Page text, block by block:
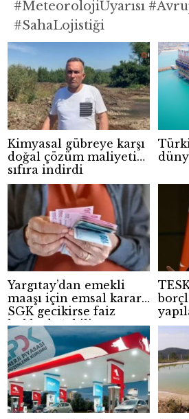
#MeteorolojiUyarısı
#SahaLojistiği
Kimyasal gübreye karşı
doğal çözüm maliyeti
sıfıra indirdi
Yargıtay’dan emekli
maaşı için emsal karar:
SGK gecikirse faiz
hakkı doğabilir